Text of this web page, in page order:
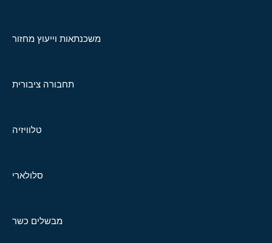
משכנתאות וייעוץ מחזור
תחבורה ציבורית
טלוויזיה
סלולארי
מבשלים כשר